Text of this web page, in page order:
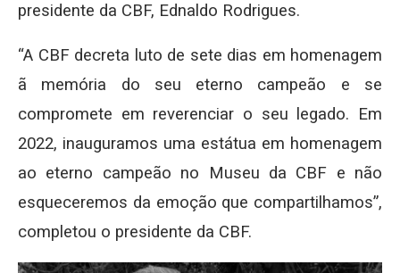
presidente da CBF, Ednaldo Rodrigues.
“A CBF decreta luto de sete dias em homenagem
ã memória do seu eterno campeão e se
compromete em reverenciar o seu legado. Em
2022, inauguramos uma estátua em homenagem
ao eterno campeão no Museu da CBF e não
esqueceremos da emoção que compartilhamos”,
completou o presidente da CBF.